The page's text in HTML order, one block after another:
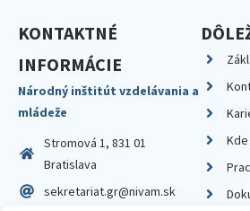
KONTAKTNÉ
INFORMÁCIE
Národný inštitút vzdelávania a
mládeže
Stromová 1, 831 01
Bratislava
sekretariat.gr@nivam.sk